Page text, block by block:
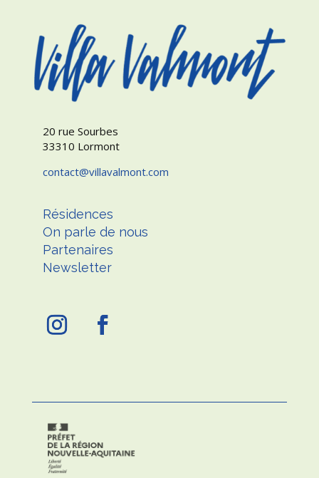
20 rue Sourbes
33310 Lormont
contact
villavalmont.com
Résidences
On parle de nous
Partenaires
Newsletter